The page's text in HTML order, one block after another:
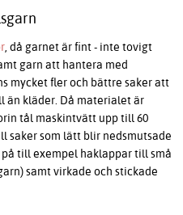
, då garnet är fint - inte tovigt
garn att hantera med
mycket fler och bättre saker att
än kläder. Då materialet är
tål maskintvätt upp till 60
saker som lätt blir nedsmutsade
till exempel haklappar till små
samt virkade och stickade